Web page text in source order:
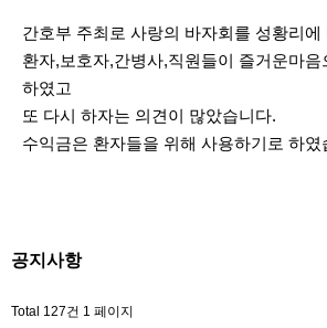
간호부 주최로 사랑의 바자회를 성황리에
환자,보호자,간병사,직원들이 즐거운마음
하였고
또 다시 하자는 의견이 많았습니다.
수익금은 환자들을 위해 사용하기로 하였
공지사항
Total 127건 1 페이지